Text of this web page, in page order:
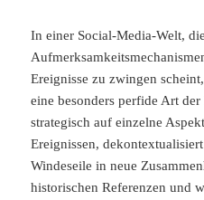
In einer Social-Media-Welt,
Ereignisse zu zwingen
eine besonders perfide Art
strategisch auf einzelne
Ereignissen,
Windeseile in neue
historischen Referenzen und